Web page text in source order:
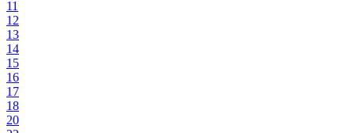
11
12
13
14
15
16
17
18
20